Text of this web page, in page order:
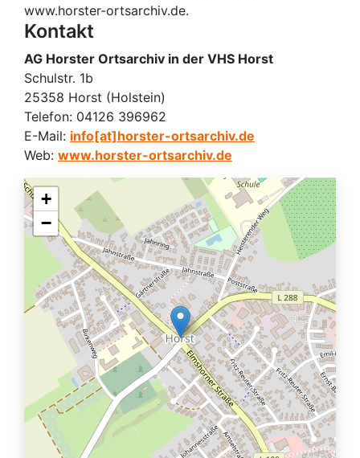
www.horster-ortsarchiv.de.
Kontakt
AG Horster Ortsarchiv in der VHS Horst
Schulstr. 1b
25358 Horst (Holstein)
Telefon: 04126 396962
E-Mail: info[at]horster-ortsarchiv.de
Web: www.horster-ortsarchiv.de
+
−